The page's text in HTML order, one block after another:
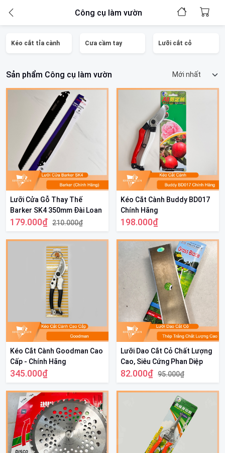
Công cụ làm vườn
Kéo cắt tỉa cành Cưa cầm tay Lưỡi cắt cỏ
Sản phẩm Công cụ làm vườn
Lưỡi Cửa Gỗ Thay Thế
Barker SK4 350mm Đài Loan
- Chính Hãng
179.000₫ 210.000₫
Kéo Cắt Cành Buddy BD017
Chính Hãng
198.000₫
Kéo Cắt Cành Goodman Cao
Cấp - Chính Hãng
345.000₫
Lưỡi Dao Cắt Cỏ Chất Lượng
Cao, Siêu Cứng Phan Diệp
82.000₫ 95.000₫